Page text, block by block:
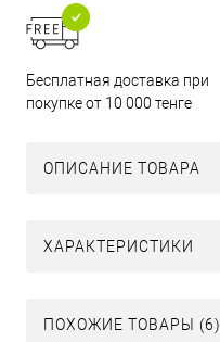
Бесплатная доставка при
покупке от 10 000 тенге
ОПИСАНИЕ ТОВАРА
ХАРАКТЕРИСТИКИ
ПОХОЖИЕ ТОВАРЫ (6)